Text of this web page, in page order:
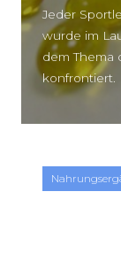
Jeder
wurde im
dem Thema
konfrontiert.